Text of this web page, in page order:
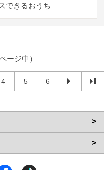
できるおうち
ージ中）
4 5 6